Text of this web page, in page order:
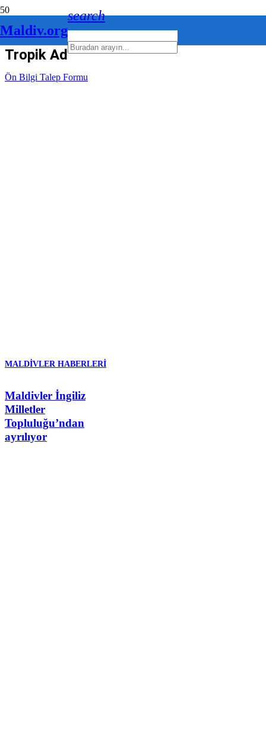
Maldiv.org
search
Tropik Adalar
Ön Bilgi Talep Formu
MALDIVLER HABERLERI
Maldivler İngiliz
Milletler
Topluluğu’ndan
ayrılıyor